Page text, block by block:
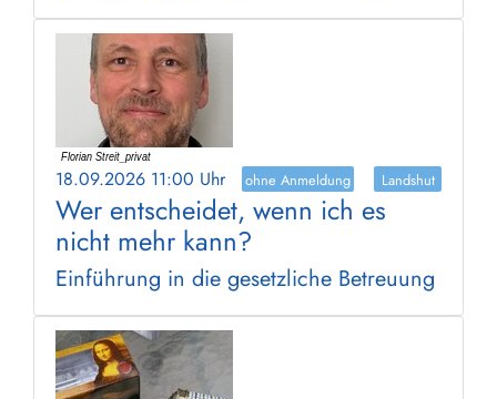
18.09.2026 11:00 Uhr ohne Anmeldung Landshut
Wer entscheidet, wenn ich es
nicht mehr kann?
Einführung in die gesetzliche Betreuung